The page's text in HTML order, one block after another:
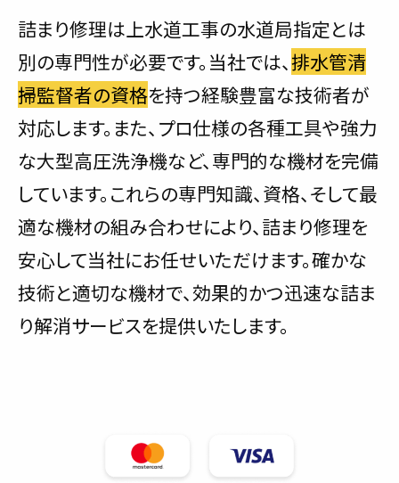
詰まり修理は上水道工事の水道局指定とは
別の専門性が必要です。当社では、排水管清
掃監督者の資格を持つ経験豊富な技術者が
対応します。また、プロ仕様の各種工具や強力
な大型高圧洗浄機など、専門的な機材を完備
しています。これらの専門知識、資格、そして最
適な機材の組み合わせにより、詰まり修理を
安心して当社にお任せいただけます。確かな
技術と適切な機材で、効果的かつ迅速な詰ま
り解消サービスを提供いたします。